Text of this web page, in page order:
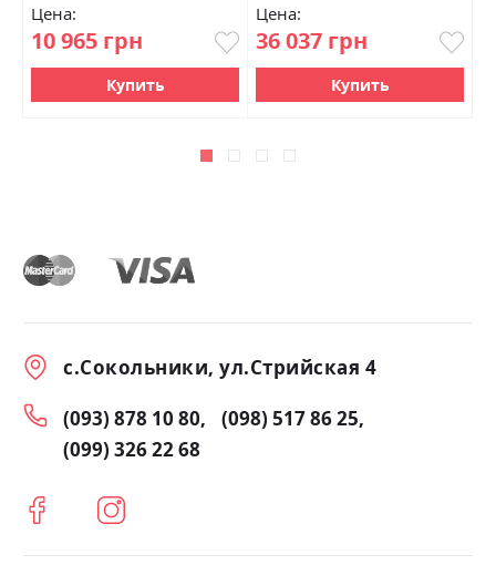
Цена:
10 965 грн
Купить
Цена:
36 037 грн
Купить
с.Сокольники, ул.Стрийская 4
(093) 878 10 80
(098) 517 86 25
(099) 326 22 68